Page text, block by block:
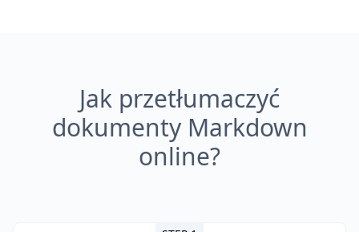
Jak przetłumaczyć
dokumenty Markdown
online?